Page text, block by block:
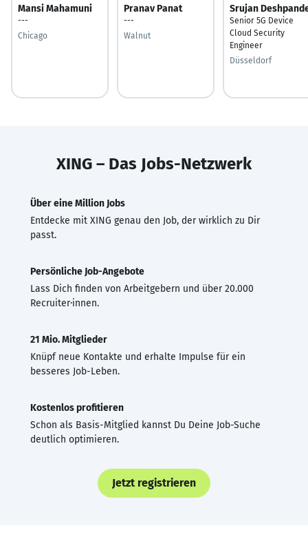
Mansi Mahamuni
---
Chicago
Pranav Panat
---
Walnut
Srujan
Senior 5G Device
Cloud Security
Engineer
Düsseldorf
XING – Das Jobs-Netzwerk
Über eine Million Jobs
Entdecke mit XING genau den Job, der wirklich zu Dir
passt.
Persönliche Job-Angebote
Lass Dich finden von Arbeitgebern und über 20.000
Recruiter·innen.
21 Mio. Mitglieder
Knüpf neue Kontakte und erhalte Impulse für ein
besseres Job-Leben.
Kostenlos profitieren
Schon als Basis-Mitglied kannst Du Deine Job-Suche
deutlich optimieren.
Jetzt registrieren